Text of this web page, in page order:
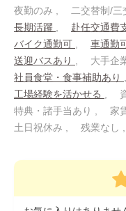
夜勤のみ
二交替制/三
長期活躍
赴任交通費
バイク通勤可
車通勤
送迎バスあり
大手企
社員食堂・食事補助あり
工場経験を活かせる
特典・諸手当あり
家
土日祝休み
残業なし